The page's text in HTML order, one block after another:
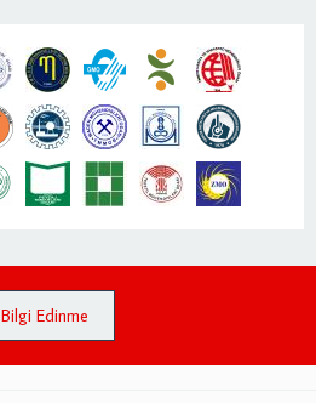
Bilgi Edinme